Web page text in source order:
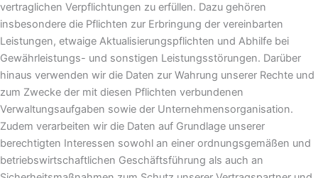
vertraglichen Verpflichtungen zu erfüllen. Dazu gehören
insbesondere die Pflichten zur Erbringung der vereinbarten
Leistungen, etwaige Aktualisierungspflichten und Abhilfe bei
Gewährleistungs- und sonstigen Leistungsstörungen. Darüber
hinaus verwenden wir die Daten zur Wahrung unserer Rechte und
zum Zwecke der mit diesen Pflichten verbundenen
Verwaltungsaufgaben sowie der Unternehmensorganisation.
Zudem verarbeiten wir die Daten auf Grundlage unserer
berechtigten Interessen sowohl an einer ordnungsgemäßen und
betriebswirtschaftlichen Geschäftsführung als auch an